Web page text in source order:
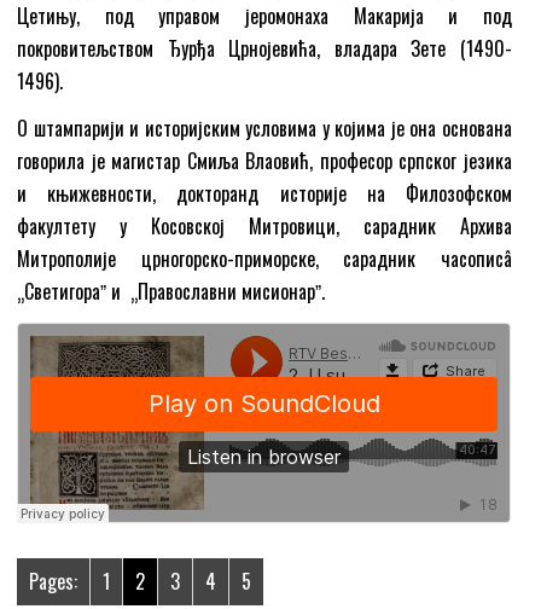
Цетињу, под управом јеромонаха Макарија и под
покровитељством Ђурђа Црнојевића, владара Зете (1490-
1496).
О штампарији и историјским условима у којима је она основана
говорила је магистар Смиља Влаовић, професор српског језика
и књижевности, докторанд историје на Филозофском
факултету у Косовској Митровици, сарадник Архива
Митрополије црногорско-приморске, сарадник часописâ
„Светигораˮ и „Православни мисионарˮ.
Pages: 1 2 3 4 5